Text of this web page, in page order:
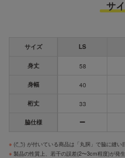
サ
サイズ LS
身丈 58
身幅 40
桁丈 33
脇仕様
※ (
) が付いている商品は「丸胴」で脇に縫い
※ 製品の性質上、若干の誤差(2〜3cm程度)が発